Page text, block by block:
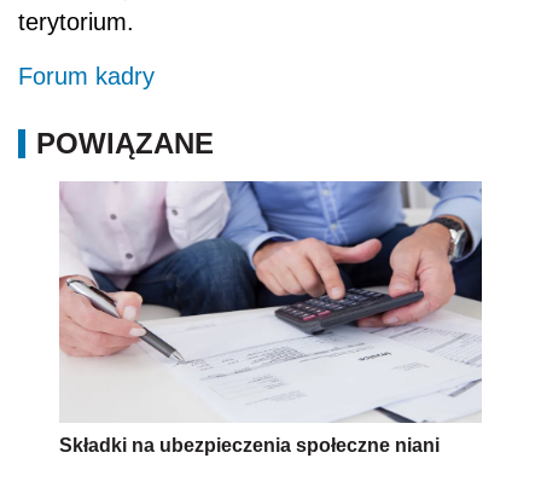
terytorium.
Forum kadry
POWIĄZANE
Składki na ubezpieczenia społeczne niani